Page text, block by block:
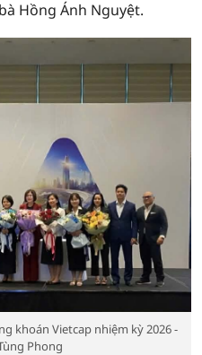
Hồng Ánh Nguyệt.
khoán Vietcap nhiệm kỳ 2026 -
Phong